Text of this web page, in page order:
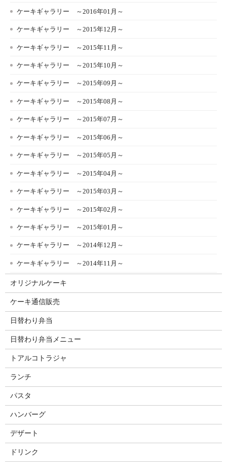
ケーキギャラリー ～2016年01月～
ケーキギャラリー ～2015年12月～
ケーキギャラリー ～2015年11月～
ケーキギャラリー ～2015年10月～
ケーキギャラリー ～2015年09月～
ケーキギャラリー ～2015年08月～
ケーキギャラリー ～2015年07月～
ケーキギャラリー ～2015年06月～
ケーキギャラリー ～2015年05月～
ケーキギャラリー ～2015年04月～
ケーキギャラリー ～2015年03月～
ケーキギャラリー ～2015年02月～
ケーキギャラリー ～2015年01月～
ケーキギャラリー ～2014年12月～
ケーキギャラリー ～2014年11月～
オリジナルケーキ
ケーキ通信販売
日替わり弁当
日替わり弁当メニュー
トアルコトラジャ
ランチ
パスタ
ハンバーグ
デザート
ドリンク